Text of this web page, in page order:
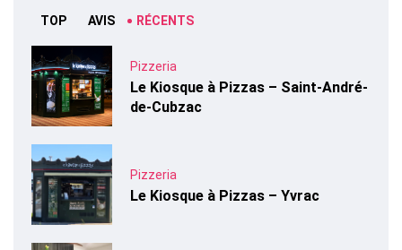
TOP AVIS RÉCENTS
Pizzeria
Le Kiosque à Pizzas – Saint-André-
de-Cubzac
Pizzeria
Le Kiosque à Pizzas – Yvrac